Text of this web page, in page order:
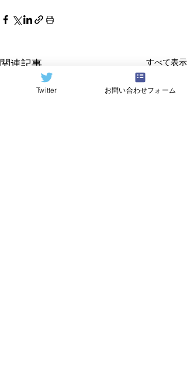
関連記事 すべて表示
Twitter お問い合わせフォーム